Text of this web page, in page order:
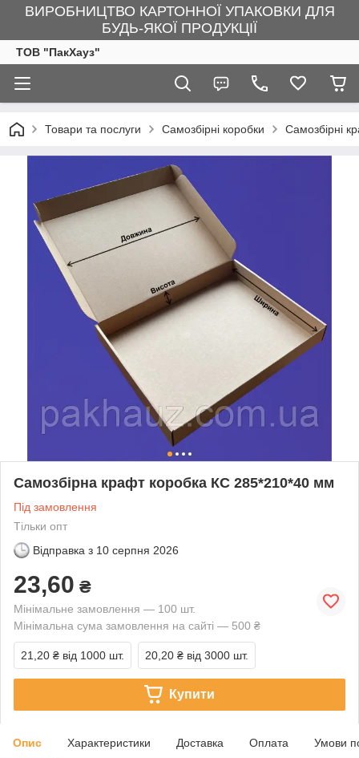
ВИРОБНИЦТВО КАРТОННОЇ УПАКОВКИ ДЛЯ
БУДЬ-ЯКОЇ ПРОДУКЦІЇ
ТОВ "ПакХауз"
Товари та послуги Самозбірні коробки Самозбірні
Самозбірна крафт коробка КС 285*210*40 мм
Під замовлення
Тільки опт
Відправка з 10 серпня 2026
23,60 ₴
Мінімальне замовлення — 100 шт.
Мінімальна сума замовлення на сайті — 500 ₴
21,20 ₴ від 1000 шт. 20,20 ₴ від 3000 шт.
Купити
Опис Характеристики Доставка Оплата Умови